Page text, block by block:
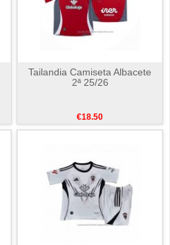
Tailandia Camiseta Albacete
2ª 25/26
€18.50